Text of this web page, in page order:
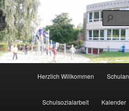
Zum
primären
Inhalt
springen
Herzlich Willkommen
Schulsozialarbeit Kalender